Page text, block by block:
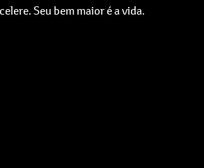
Seu bem maior é a vida.